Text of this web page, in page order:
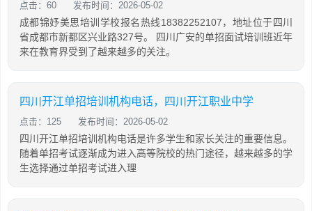
点击：60 发布时间：2026-05-02
成都锦妤美思培训学校报名热线18382252107，地址位于四川
省成都市新都区兴业路327号。 四川广安的单招面试培训班近年
来在教育界受到了越来越多的关注。
四川开江单招培训机构电话，四川开江职业中学
点击：125 发布时间：2026-05-02
四川开江单招培训机构电话是许多学生和家长关注的重要信息。
随着单招考试逐渐成为进入高等院校的热门途径，越来越多的学
生选择通过单招考试进入理